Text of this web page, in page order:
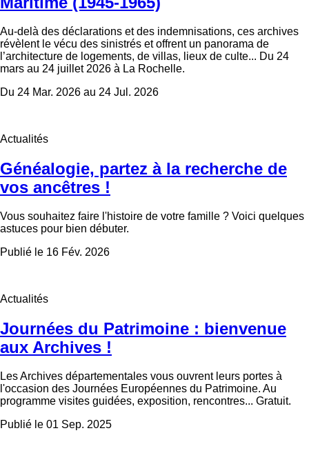
Au-delà des déclarations et des indemnisations, ces archives
révèlent le vécu des sinistrés et offrent un panorama de
l’architecture de logements, de villas, lieux de culte... Du 24
mars au 24 juillet 2026 à La Rochelle.
Du 24 Mar. 2026 au 24 Jul. 2026
Actualités
Généalogie, partez à la recherche de
vos ancêtres !
Vous souhaitez faire l'histoire de votre famille ? Voici quelques
astuces pour bien débuter.
Publié le 16 Fév. 2026
Actualités
Journées du Patrimoine : bienvenue
aux Archives !
Les Archives départementales vous ouvrent leurs portes à
l'occasion des Journées Européennes du Patrimoine. Au
programme visites guidées, exposition, rencontres... Gratuit.
Publié le 01 Sep. 2025